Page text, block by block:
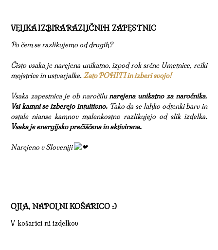
VELIKA IZBIRA RAZLIČNIH ZAPESTNIC
Po čem se razlikujemo od drugih?
Čisto vsaka je narejena unikatno, izpod rok srčne Umetnice, reiki
mojstrice in ustvarjalke.Zato POHITI in izberi svojo!
Vsaka zapestnica je ob naročilunarejena unikatno za naročnika.
Vsi kamni se izberejo intuitivno.Tako da se lahko odtenki barv in
ostale nianse kamnov malenkostno razlikujejo od slik izdelka.
Vsaka je energijsko prečiščena in aktivirana.
Narejeno v Sloveniji
OJLA, NAPOLNI KOŠARICO :)
V košarici ni izdelkov